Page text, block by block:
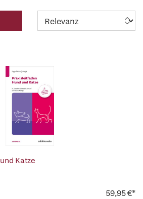
Katze
59,95 €*